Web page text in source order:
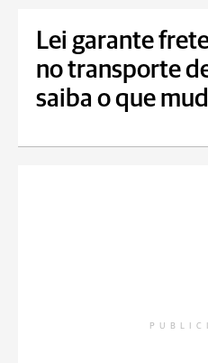
Lei garante
no transporte
saiba o que